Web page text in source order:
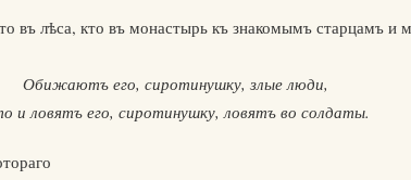
въ лѣса, кто въ монастырь къ знакомымъ старцамъ
Обижаютъ его, сиротинушку, злые люди,
и ловятъ его, сиротинушку, ловятъ во солдаты.